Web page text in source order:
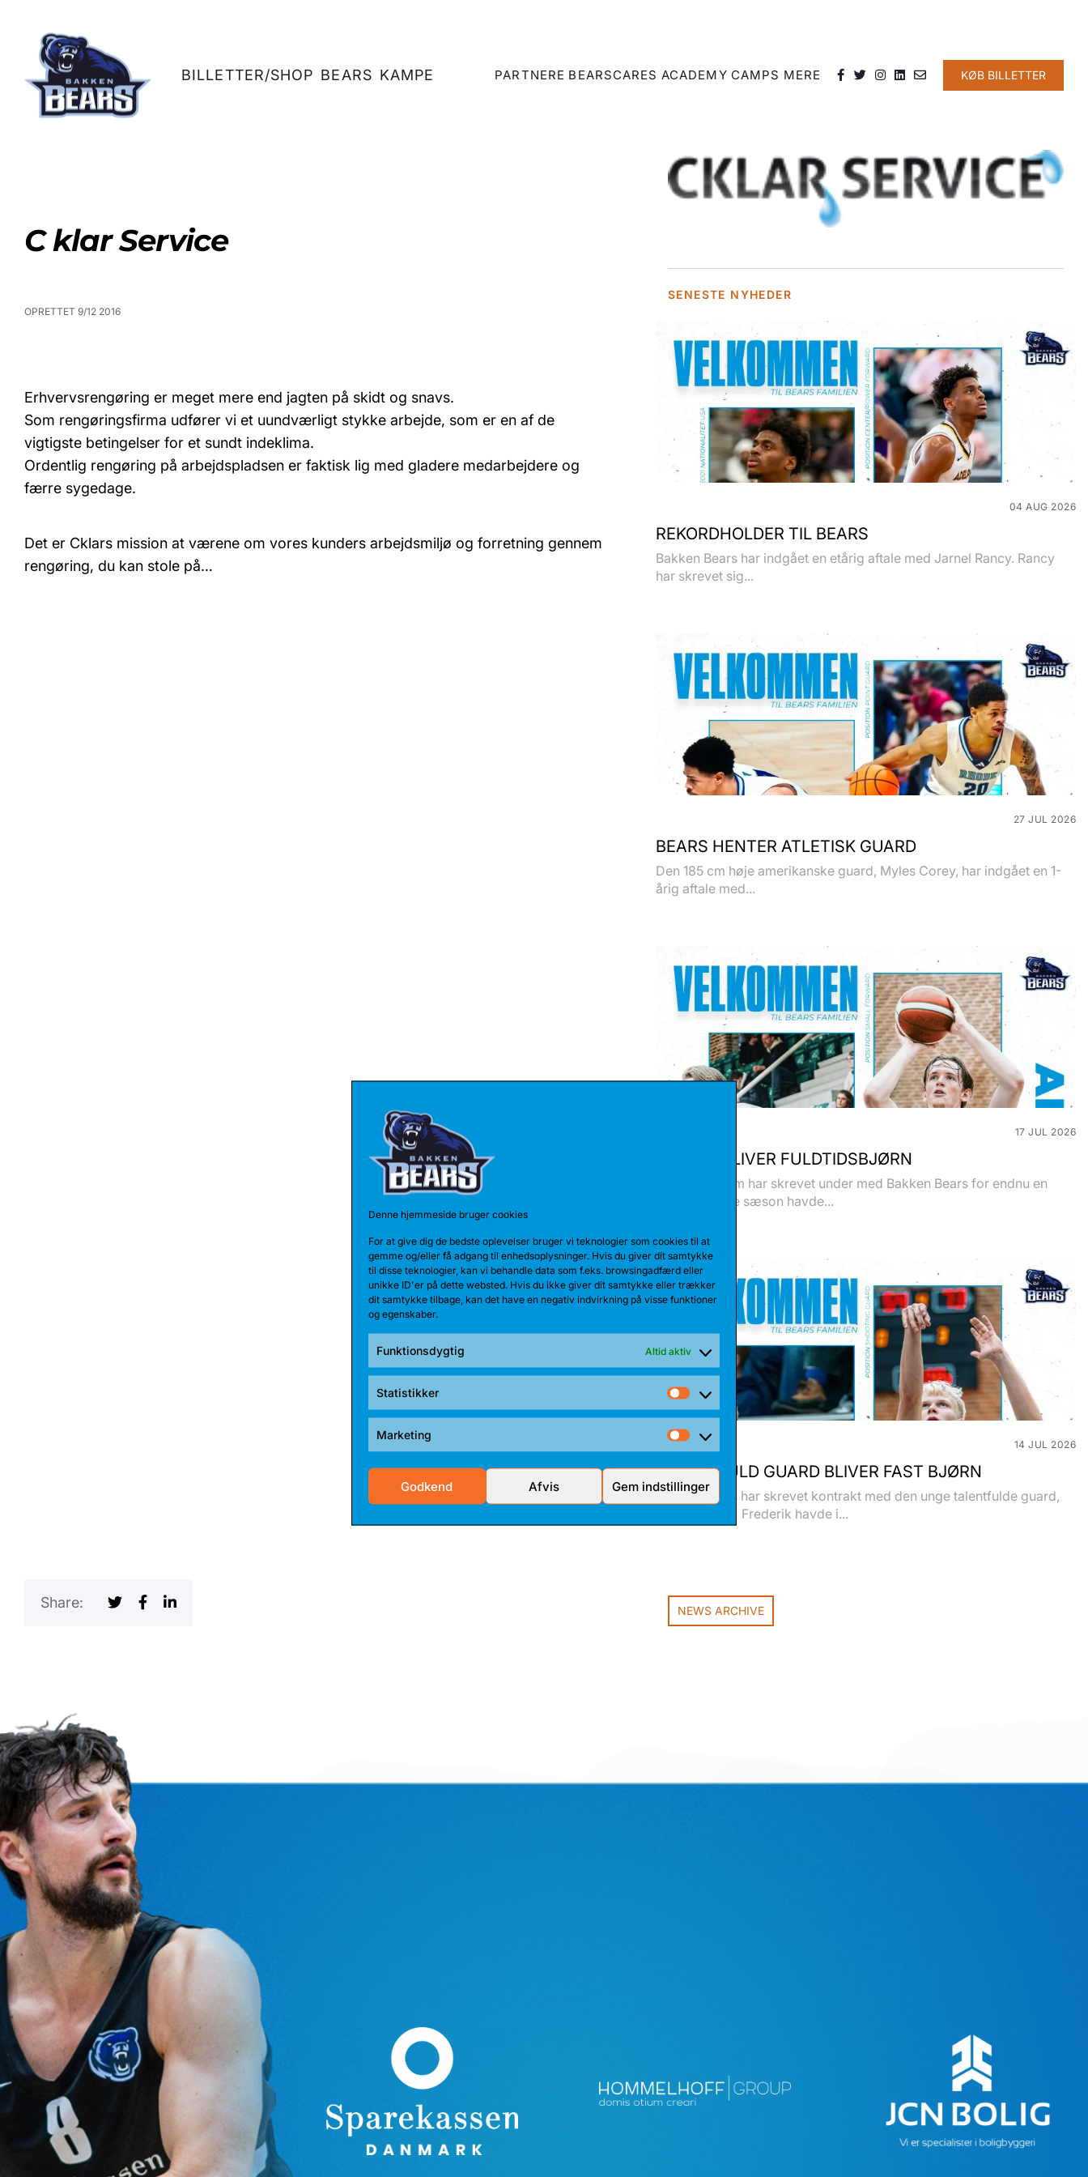
Denne hjemmeside bruger cookies
For at give dig de bedste oplevelser bruger vi teknologier som cookies til at
gemme og/eller få adgang til enhedsoplysninger. Hvis du giver dit samtykke
til disse teknologier, kan vi behandle data som f.eks. browsingadfærd eller
unikke ID'er på dette websted. Hvis du ikke giver dit samtykke eller trækker
dit samtykke tilbage, kan det have en negativ indvirkning på visse funktioner
og egenskaber.
Funktionsdygtig Altid aktiv
Statistikker
Statistikker
Marketing
Marketing
Godkend Afvis Gem indstillinger
BILLETTER/SHOP BEARS KAMPE PARTNERE BEARSCARES ACADEMY CAMPS MERE KØB BILLETTER
C klar Service
OPRETTET 9/12 2016
Erhvervsrengøring er meget mere end jagten på skidt og snavs.
Som rengøringsfirma udfører vi et uundværligt stykke arbejde, som er en af de
vigtigste betingelser for et sundt indeklima.
Ordentlig rengøring på arbejdspladsen er faktisk lig med gladere medarbejdere og
færre sygedage.
Det er Cklars mission at værene om vores kunders arbejdsmiljø og forretning gennem
rengøring, du kan stole på…
Share:
SENESTE NYHEDER
04 AUG 2026
REKORDHOLDER TIL BEARS
Bakken Bears har indgået en etårig aftale med Jarnel Rancy. Rancy
har skrevet sig...
27 JUL 2026
BEARS HENTER ATLETISK GUARD
Den 185 cm høje amerikanske guard, Myles Corey, har indgået en 1-
årig aftale med...
17 JUL 2026
TALENT BLIVER FULDTIDSBJØRN
Anton Katholm har skrevet under med Bakken Bears for endnu en
sæson. Sidste sæson havde...
14 JUL 2026
TALENTFULD GUARD BLIVER FAST BJØRN
Bakken Bears har skrevet kontrakt med den unge talentfulde guard,
Frederik Stie. Frederik havde i...
NEWS ARCHIVE